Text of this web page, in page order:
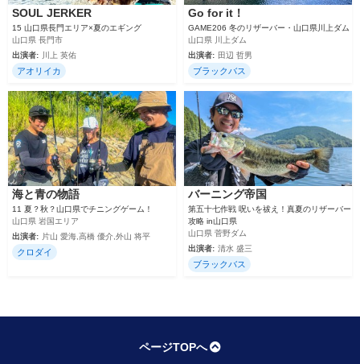
SOUL JERKER
15 山口県長門エリア×夏のエギング
山口県 長門市
出演者: 川上 英佑
アオリイカ
Go for it！
GAME206 冬のリザーバー・山口県川上ダム
山口県 川上ダム
出演者: 田辺 哲男
ブラックバス
海と青の物語
11 夏？秋？山口県でチニングゲーム！
山口県 岩国エリア
出演者:
片山 愛海,高橋 優介,外山 将平
クロダイ
バーニング帝国
第五十七作戦 呪いを祓え！真夏のリザーバー
攻略 in山口県
山口県 菅野ダム
出演者: 清水 盛三
ブラックバス
ページTOPへ